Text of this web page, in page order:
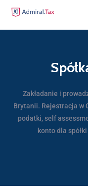
Zakładanie i
Brytanii. Rejestracja w
podatki, self
konto dla